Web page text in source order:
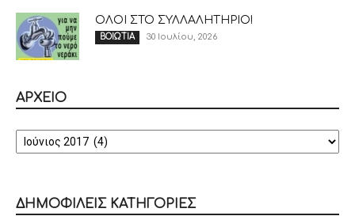
ΟΛΟΙ ΣΤΟ ΣΥΛΛΑΛΗΤΗΡΙΟ!
ΒΟΙΩΤΙΑ 30 Ιουλίου, 2026
ΑΡΧΕΙΟ
ΑΡΧΕΙΟ
ΔΗΜΟΦΙΛΕΙΣ ΚΑΤΗΓΟΡΙΕΣ